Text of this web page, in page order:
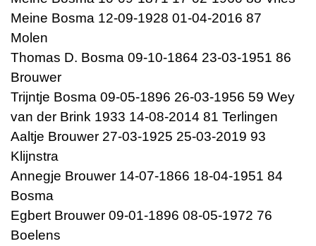
Meine Bosma 12-09-1928 01-04-2016 87
Molen
Thomas D. Bosma 09-10-1864 23-03-1951 86
Brouwer
Trijntje Bosma 09-05-1896 26-03-1956 59 Wey
van der Brink 1933 14-08-2014 81 Terlingen
Aaltje Brouwer 27-03-1925 25-03-2019 93
Klijnstra
Annegje Brouwer 14-07-1866 18-04-1951 84
Bosma
Egbert Brouwer 09-01-1896 08-05-1972 76
Boelens